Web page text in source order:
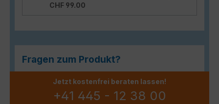
CHF 99.00
Fragen zum Produkt?
Jetzt kostenfrei beraten lassen!
+41 445 - 12 38 00